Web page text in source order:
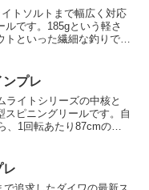
トソルトまで幅広く対応
です。185gという軽さ
といった繊細な釣りで大
プレ
ライトシリーズの中核と
スピニングリールです。自
、1回転あたり87cmの巻
レ